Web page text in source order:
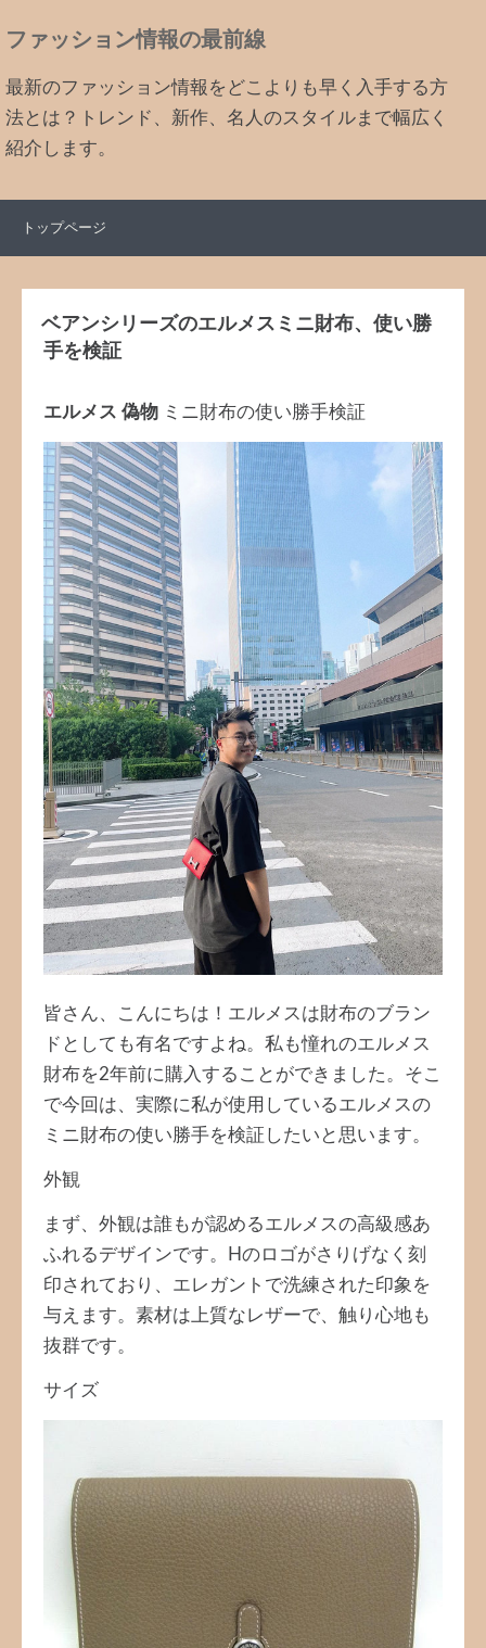
ファッション情報の最前線
最新のファッション情報をどこよりも早く入手する方
法とは？トレンド、新作、名人のスタイルまで幅広く
紹介します。
トップページ
ベアンシリーズのエルメスミニ財布、使い勝
手を検証
エルメス 偽物 ミニ財布の使い勝手検証
皆さん、こんにちは！エルメスは財布のブラン
ドとしても有名ですよね。私も憧れのエルメス
財布を2年前に購入することができました。そこ
で今回は、実際に私が使用しているエルメスの
ミニ財布の使い勝手を検証したいと思います。
外観
まず、外観は誰もが認めるエルメスの高級感あ
ふれるデザインです。Hのロゴがさりげなく刻
印されており、エレガントで洗練された印象を
与えます。素材は上質なレザーで、触り心地も
抜群です。
サイズ